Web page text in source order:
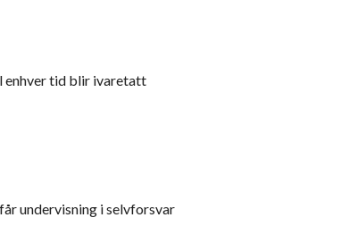
enhver tid blir ivaretatt
undervisning i selvforsvar